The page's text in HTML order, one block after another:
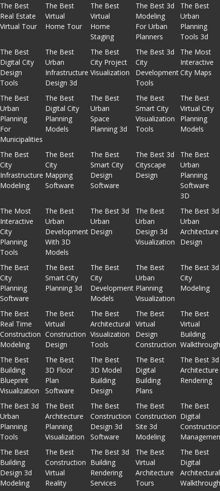
The Best
Real Estate
Virtual Tour
The Best
Virtual
Home Tour
The Best
Virtual
Home
Staging
The Best 3d
Modeling
For Urban
Planners
The Best
Urban
Planning
Tools 3d
The Best
Digital City
Design
Tools
The Best
Urban
Infrastructure
Design 3d
The Best
City Project
Visualization
The Best 3d
City
Development
Tools
The Most
Interactive
City Maps
The Best
Urban
Planning
For
Municipalities
The Best
Digital City
Planning
Models
The Best
Urban
Space
Planning 3d
The Best
Smart City
Visualization
Tools
The Best
Virtual City
Planning
Models
The Best
City
Infrastructure
Modeling
The Best
City
Mapping
Software
The Best
Smart City
Design
Software
The Best 3d
Cityscape
Design
The Best
Urban
Planning
Software
3D
The Most
Interactive
City
Planning
Tools
The Best
Urban
Development
With 3D
Models
The Best 3d
Urban
Design
The Best
Urban
Design 3d
Visualization
The Best 3d
Urban
Architecture
Design
The Best
City
Planning
Software
The Best
Smart City
Planning 3d
The Best
City
Development
Models
The Best
Urban
Planning
Visualization
The Best 3d
City
Modeling
The Best
Real Time
Construction
Modeling
The Best
Virtual
Construction
Design
The Best
Architectural
Visualization
Tools
The Best
Virtual
Design
Construction
The Best
Virtual
Building
The Best
Building
Blueprint
Visualization
The Best
3D Floor
Plan
Software
The Best
3D Model
Building
Design
The Best
Digital
Building
Plans
The Best 3d
Architecture
Rendering
The Best 3d
Urban
Planning
Tools
The Best
Architecture
Planning
Visualization
The Best
Construction
Design 3d
Software
The Best
Construction
Site 3d
Modeling
The Best
Digital
The Best
Building
Design 3d
Modeling
The Best
Construction
Virtual
Reality
The Best 3d
Building
Rendering
Services
The Best
Virtual
Architecture
Tours
The Best
Digital
Architectural